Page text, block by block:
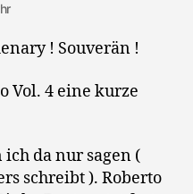
! Souverän !
Vol. 4 eine kurze
da nur sagen (
schreibt ). Roberto